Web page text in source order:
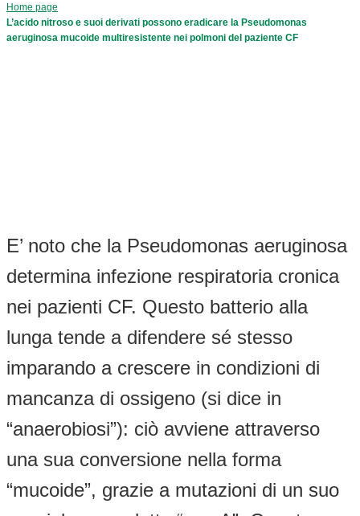
Home page
L’acido nitroso e suoi derivati possono eradicare la Pseudomonas
aeruginosa mucoide multiresistente nei polmoni del paziente CF
E’ noto che la Pseudomonas aeruginosa
determina infezione respiratoria cronica
nei pazienti CF. Questo batterio alla
lunga tende a difendere sé stesso
imparando a crescere in condizioni di
mancanza di ossigeno (si dice in
“anaerobiosi”): ciò avviene attraverso
una sua conversione nella forma
“mucoide”, grazie a mutazioni di un suo